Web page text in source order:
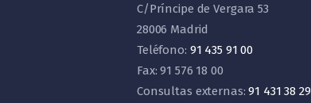
C/Príncipe de Vergara 53
28006 Madrid
Teléfono: 91 435 91 00
Fax: 91 576 18 00
Consultas externas:91 431 38 29